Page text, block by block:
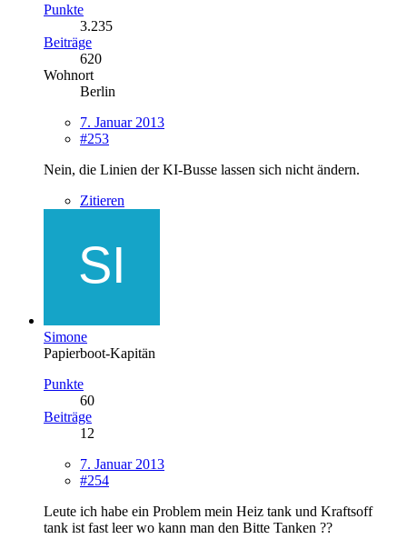
Punkte
3.235
Beiträge
620
Wohnort
Berlin
7. Januar 2013
#253
Nein, die Linien der KI-Busse lassen sich nicht ändern.
Zitieren
Simone
Papierboot-Kapitän
Punkte
60
Beiträge
12
7. Januar 2013
#254
Leute ich habe ein Problem mein Heiz tank und Kraftsoff
tank ist fast leer wo kann man den Bitte Tanken ??